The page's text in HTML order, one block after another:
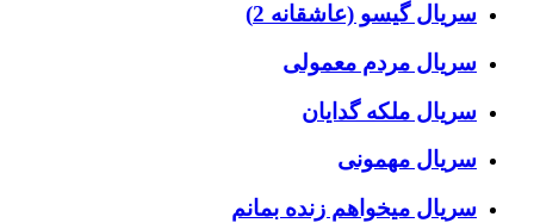
سریال گیسو (عاشقانه 2)
سریال مردم معمولی
سریال ملکه گدایان
سریال مهمونی
سریال میخواهم زنده بمانم